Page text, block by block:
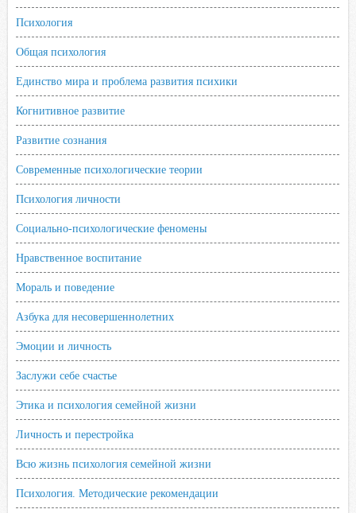
Психология
Общая психология
Единство мира и проблема развития психики
Когнитивное развитие
Развитие сознания
Современные психологические теории
Психология личности
Социально-психологические феномены
Нравственное воспитание
Мораль и поведение
Азбука для несовершеннолетних
Эмоции и личность
Заслужи себе счастье
Этика и психология семейной жизни
Личность и перестройка
Всю жизнь психология семейной жизни
Психология. Методические рекомендации